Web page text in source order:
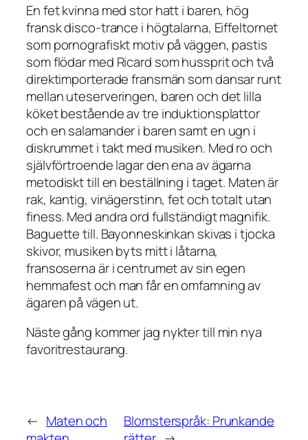
En fet kvinna med stor hatt i baren, hög
fransk disco-trance i högtalarna, Eiffeltornet
som pornografiskt motiv på väggen, pastis
som flödar med Ricard som hussprit och två
direktimporterade fransmän som dansar runt
mellan uteserveringen, baren och det lilla
köket bestående av tre induktionsplattor
och en salamander i baren samt en ugn i
diskrummet i takt med musiken. Med ro och
självförtroende lagar den ena av ägarna
metodiskt till en beställning i taget. Maten är
rak, kantig, vinägerstinn, fet och totalt utan
finess. Med andra ord fullständigt magnifik.
Baguette till. Bayonneskinkan skivas i tjocka
skivor, musiken byts mitt i låtarna,
fransoserna är i centrumet av sin egen
hemmafest och man får en omfamning av
ägaren på vägen ut.
Näste gång kommer jag nykter till min nya
favoritrestaurang.
← Maten och
Blomsterspråk: Prunkande